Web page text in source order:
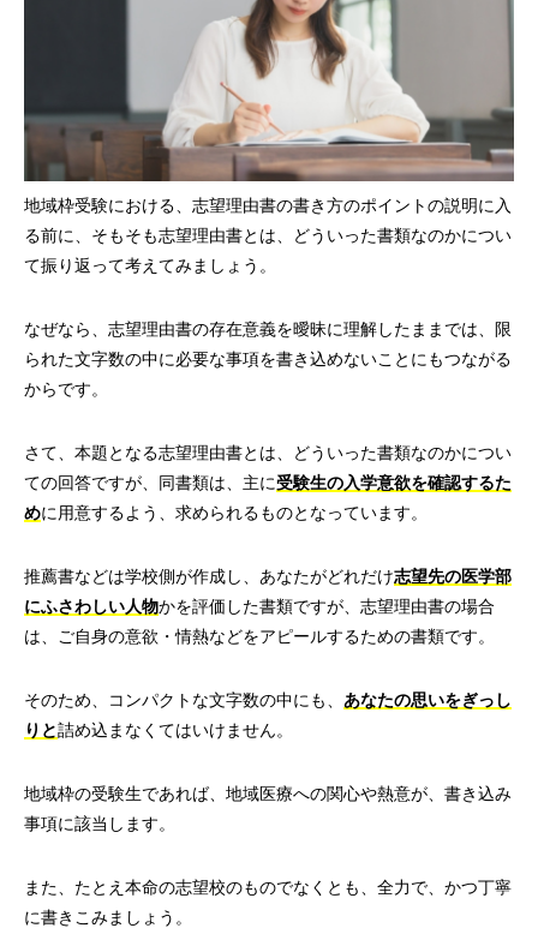
地域枠受験における、志望理由書の書き方のポイントの説明に入
る前に、そもそも志望理由書とは、どういった書類なのかについ
て振り返って考えてみましょう。
なぜなら、志望理由書の存在意義を曖昧に理解したままでは、限
られた文字数の中に必要な事項を書き込めないことにもつながる
からです。
さて、本題となる志望理由書とは、どういった書類なのかについ
ての回答ですが、同書類は、主に受験生の入学意欲を確認するた
めに用意するよう、求められるものとなっています。
推薦書などは学校側が作成し、あなたがどれだけ志望先の医学部
にふさわしい人物かを評価した書類ですが、志望理由書の場合
は、ご自身の意欲・情熱などをアピールするための書類です。
そのため、コンパクトな文字数の中にも、 あなたの思いをぎっし
りと詰め込まなくてはいけません。
地域枠の受験生であれば、地域医療への関心や熱意が、書き込み
事項に該当します。
また、たとえ本命の志望校のものでなくとも、全力で、かつ丁寧
に書きこみましょう。